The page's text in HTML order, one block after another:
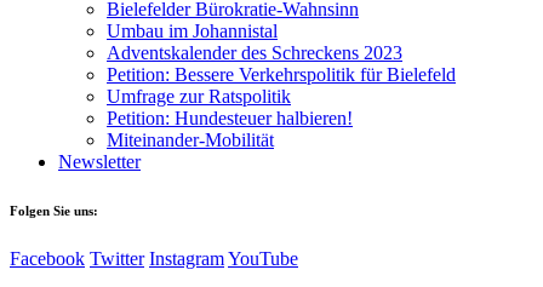
Bielefelder Bürokratie-Wahnsinn
Umbau im Johannistal
Adventskalender des Schreckens 2023
Petition: Bessere Verkehrspolitik für Bielefeld​​
Umfrage zur Ratspolitik
Petition: Hundesteuer halbieren!
Miteinander-Mobilität
Newsletter
Folgen Sie uns:
Facebook Twitter InstagramYouTube